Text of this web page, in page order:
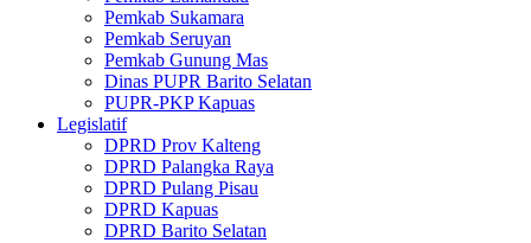
Pemkab Sukamara
Pemkab Seruyan
Pemkab Gunung Mas
Dinas PUPR Barito Selatan
PUPR-PKP Kapuas
Legislatif
DPRD Prov Kalteng
DPRD Palangka Raya
DPRD Pulang Pisau
DPRD Kapuas
DPRD Barito Selatan